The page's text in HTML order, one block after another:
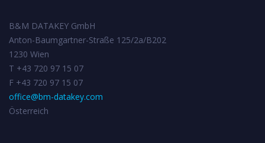
B&M DATAKEY GmbH
Anton-Baumgartner-Straße 125/2a/B202
1230 Wien
T +43 720 97 15 07
F +43 720 97 15 07
office@bm-datakey.com
Österreich